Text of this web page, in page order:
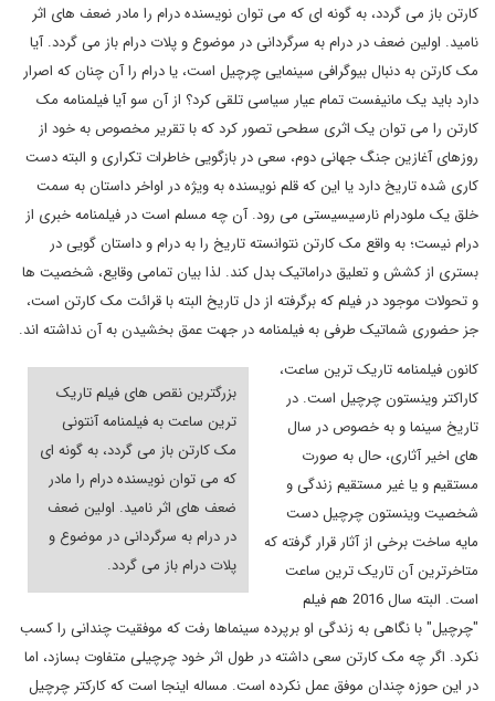
کارتن باز می گردد، به گونه ای که می توان نویسنده درام را مادر ضعف های اثر
نامید. اولین ضعف در درام به سرگردانی در موضوع و پلات درام باز می گردد. آیا
مک کارتن به دنبال بیوگرافی سینمایی چرچیل است، یا درام را آن چنان که اصرار
دارد باید یک مانیفست تمام عیار سیاسی تلقی کرد؟ از آن سو آیا فیلمنامه مک
کارتن را می توان یک اثری سطحی تصور کرد که با تقریر مخصوص به خود از
روزهای آغازین جنگ جهانی دوم، سعی در بازگویی خاطرات تکراری و البته دست
کاری شده تاریخ دارد یا این که قلم نویسنده به ویژه در اواخر داستان به سمت
خلق یک ملودرام نارسیسیستی می رود. آن چه مسلم است در فیلمنامه خبری از
درام نیست؛ به واقع مک کارتن نتوانسته تاریخ را به درام و داستان گویی در
بستری از کشش و تعلیق دراماتیک بدل کند. لذا بیان تمامی وقایع، شخصیت ها
و تحولات موجود در فیلم که برگرفته از دل تاریخ البته با قرائت مک کارتن است،
جز حضوری شماتیک طرفی به فیلمنامه در جهت عمق بخشیدن به آن نداشته اند.
بزرگترین نقص های فیلم تاریک
ترین ساعت به فیلمنامه آنتونی
مک کارتن باز می گردد، به گونه ای
که می توان نویسنده درام را مادر
ضعف های اثر نامید. اولین ضعف
در درام به سرگردانی در موضوع و
پلات درام باز می گردد.
کانون فیلمنامه تاریک ترین ساعت،
کاراکتر وینستون چرچیل است. در
تاریخ سینما و به خصوص در سال
های اخیر آثاری، حال به صورت
مستقیم و یا غیر مستقیم زندگی و
شخصیت وینستون چرچیل دست
مایه ساخت برخی از آثار قرار گرفته که
متاخرترین آن تاریک ترین ساعت
است. البته سال 2016 هم فیلم
"چرچیل" با نگاهی به زندگی او برپرده سینماها رفت که موفقیت چندانی را کسب
نکرد. اگر چه مک کارتن سعی داشته در طول اثر خود چرچیلی متفاوت بسازد، اما
در این حوزه چندان موفق عمل نکرده است. مساله اینجا است که کارکتر چرچیل